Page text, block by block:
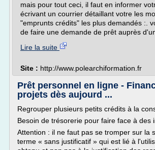
mais pour tout ceci, il faut en informer
écrivant un courrier détaillant votre les
"emprunts crédits" les plus demandés :.
de faire une demande de prêt auprès
Lire la suite
Site : http://www.polearchiformation.fr
Prêt personnel en ligne -
projets dès aujourd ...
Regrouper plusieurs petits crédits à la
Besoin de trésorerie pour faire face à des
Attention : il ne faut pas se tromper sur la
terme « sans justificatif » qui est lié à